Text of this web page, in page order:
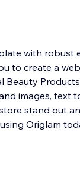
with robust
to create a
Beauty
images, text
stand out
Origlam